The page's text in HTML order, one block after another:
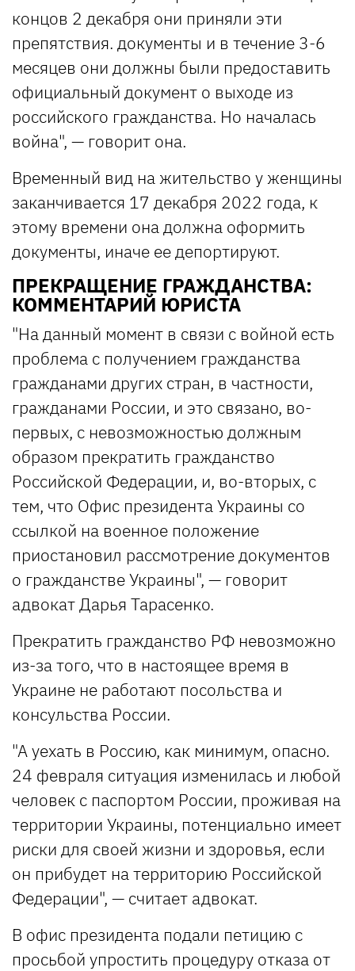
концов 2 декабря они приняли эти
препятствия. документы и в течение 3-6
месяцев они должны были предоставить
официальный документ о выходе из
российского гражданства. Но началась
война", — говорит она.
Временный вид на жительство у женщины
заканчивается 17 декабря 2022 года, к
этому времени она должна оформить
документы, иначе ее депортируют.
ПРЕКРАЩЕНИЕ ГРАЖДАНСТВА:
КОММЕНТАРИЙ ЮРИСТА
"На данный момент в связи с войной есть
проблема с получением гражданства
гражданами других стран, в частности,
гражданами России, и это связано, во-
первых, с невозможностью должным
образом прекратить гражданство
Российской Федерации, и, во-вторых, с
тем, что Офис президента Украины со
ссылкой на военное положение
приостановил рассмотрение документов
о гражданстве Украины", — говорит
адвокат Дарья Тарасенко.
Прекратить гражданство РФ невозможно
из-за того, что в настоящее время в
Украине не работают посольства и
консульства России.
"А уехать в Россию, как минимум, опасно.
24 февраля ситуация изменилась и любой
человек с паспортом России, проживая на
территории Украины, потенциально имеет
риски для своей жизни и здоровья, если
он прибудет на территорию Российской
Федерации", — считает адвокат.
В офис президента подали петицию с
просьбой упростить процедуру отказа от